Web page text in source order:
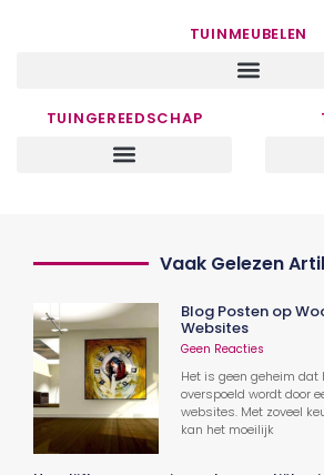
TUINMEUBELEN
TUINGEREEDSCHAP
Vaak Gelezen
Blog Posten op
Websites
Geen Reacties
Het is geen geheim dat
overspoeld wordt door
websites. Met zoveel
kan het moeilijk